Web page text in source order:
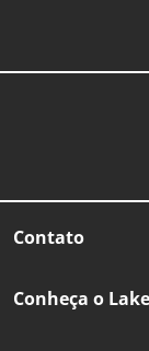
Contato
Conheça o